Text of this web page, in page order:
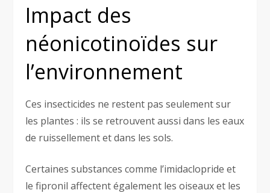
Impact des
néonicotinoïdes sur
l’environnement
Ces insecticides ne restent pas seulement sur
les plantes : ils se retrouvent aussi dans les eaux
de ruissellement et dans les sols.
Certaines substances comme l’imidaclopride et
le fipronil affectent également les oiseaux et les